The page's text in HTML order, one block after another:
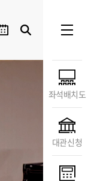
좌석배치도
대관신청